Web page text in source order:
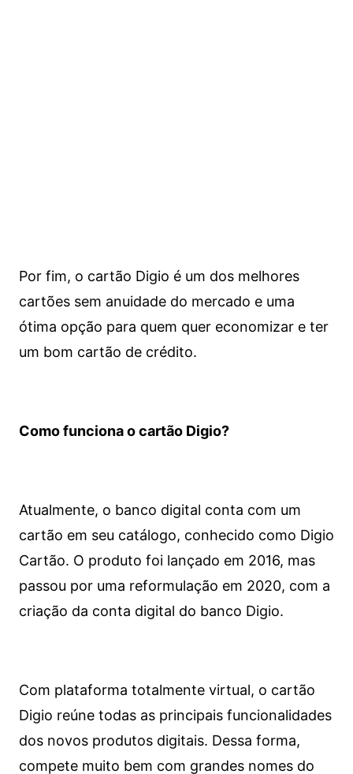
Por fim, o cartão Digio é um dos melhores
cartões sem anuidade do mercado e uma
ótima opção para quem quer economizar e ter
um bom cartão de crédito.
Como funciona o cartão Digio?
Atualmente, o banco digital conta com um
cartão em seu catálogo, conhecido como Digio
Cartão. O produto foi lançado em 2016, mas
passou por uma reformulação em 2020, com a
criação da conta digital do banco Digio.
Com plataforma totalmente virtual, o cartão
Digio reúne todas as principais funcionalidades
dos novos produtos digitais. Dessa forma,
compete muito bem com grandes nomes do